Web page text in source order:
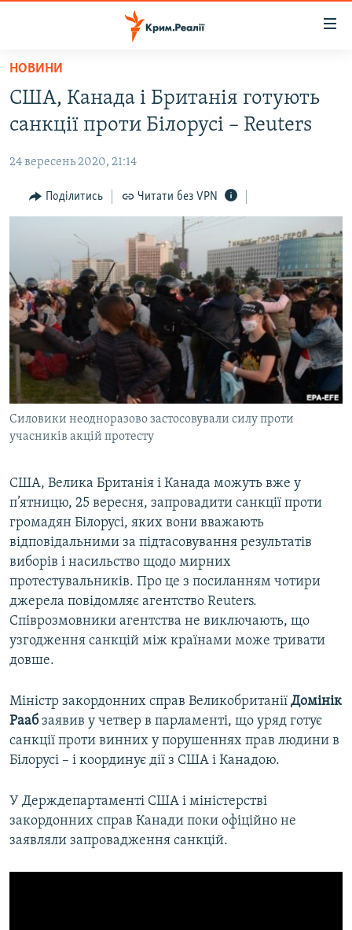
Перейти
основного
матеріалу
до
навігації
Перейти
ВОДА.КРИМ
ВІДЕО ТА ФОТО
ПОЛІТИКА
БЛОГИ
ВСЕ ЗА ДЕНЬ
СПЕЦПРОЕКТИ
ДЕПОРТАЦІЯ
ВІДЕОУРОКИ «ELIFBE»
СВІДЧЕННЯ ОКУПАЦІЇ
УКРАЇНСЬКА ПРОБЛЕМА КРИМУ
ЯК ОБІЙТИ БЛОКУВАННЯ
Русский
Qırımtatar
Усі сайти RFE/RL
НОВИНИ
США, Канада і Британія готують
санкції проти Білорусі – Reuters
24 вересень 2020, 21:14
Поділитись Читати без VPN
Силовики неодноразово застосовували силу проти
учасників акцій протесту
США, Велика Британія і Канада можуть вже у
п’ятницю, 25 вересня, запровадити санкції проти
громадян Білорусі, яких вони вважають
відповідальними за підтасовування результатів
виборів і насильство щодо мирних
протестувальників. Про це з посиланням чотири
джерела повідомляє агентство Reuters.
Співрозмовники агентства не виключають, що
узгодження санкцій між країнами може тривати
довше.
Міністр закордонних справ Великобританії Домінік
Раабзаявив у четвер в парламенті, що уряд готує
санкції проти винних у порушеннях прав людини в
Білорусі – і координує дії з США і Канадою.
У Держдепартаменті США і міністерстві
закордонних справ Канади поки офіційно не
заявляли запровадження санкцій.